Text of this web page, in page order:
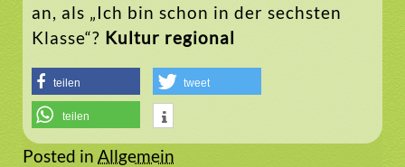
an, als „Ich bin schon in der sechsten
Klasse“? Kultur regional
teilen tweet
teilen
Posted in Allgemein